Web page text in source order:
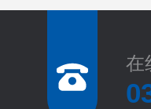
在